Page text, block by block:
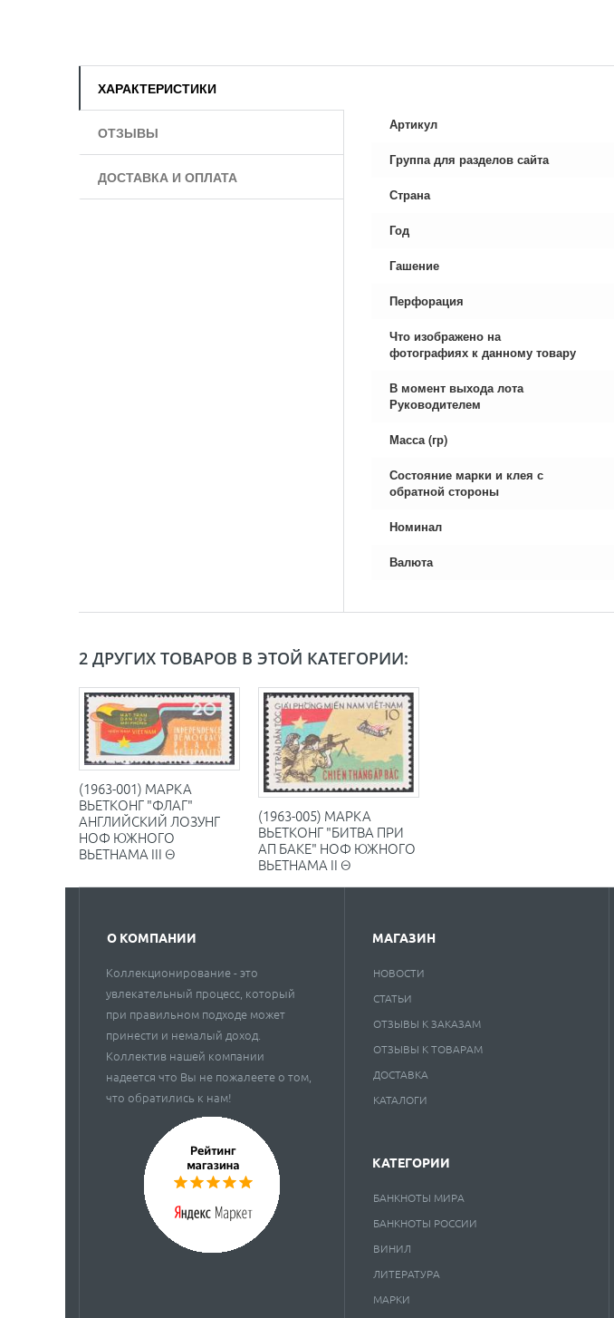
ХАРАКТЕРИСТИКИ
ОТЗЫВЫ
ДОСТАВКА И ОПЛАТА
Артикул
Группа для разделов сайта
Страна
Год
Гашение
Перфорация
Что изображено на
фотографиях к данному товару
В момент выхода лота
Руководителем
Масса (гр)
Состояние марки и клея с
обратной стороны
Номинал
Валюта
2 ДРУГИХ ТОВАРОВ В ЭТОЙ КАТЕГОРИИ:
(1963-001) МАРКА
ВЬЕТКОНГ "ФЛАГ"
АНГЛИЙСКИЙ ЛОЗУНГ
НОФ ЮЖНОГО
ВЬЕТНАМА III Θ
(1963-005) МАРКА
ВЬЕТКОНГ "БИТВА ПРИ
АП БАКЕ" НОФ ЮЖНОГО
ВЬЕТНАМА II Θ
О КОМПАНИИ
Коллекционирование - это
увлекательный процесс, который
при правильном подходе может
принести и немалый доход.
Коллектив нашей компании
надеется что Вы не пожалеете о том,
что обратились к нам!
МАГАЗИН
НОВОСТИ
СТАТЬИ
ОТЗЫВЫ К ЗАКАЗАМ
ОТЗЫВЫ К ТОВАРАМ
ДОСТАВКА
КАТАЛОГИ
КАТЕГОРИИ
БАНКНОТЫ МИРА
БАНКНОТЫ РОССИИ
ВИНИЛ
ЛИТЕРАТУРА
МАРКИ